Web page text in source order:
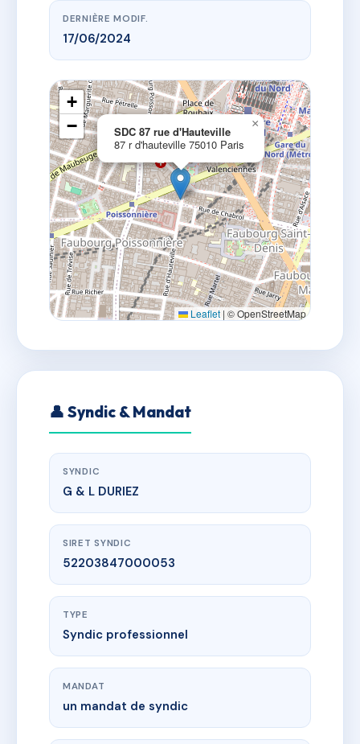
DERNIÈRE MODIF.
17/06/2024
SDC 87 rue d'Hauteville
87 r d'hauteville 75010 Paris
×
+
−
Leaflet | © OpenStreetMap
👤 Syndic & Mandat
SYNDIC
G & L DURIEZ
SIRET SYNDIC
52203847000053
TYPE
Syndic professionnel
MANDAT
un mandat de syndic